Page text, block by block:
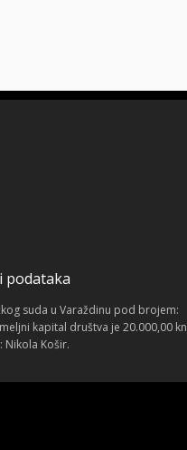
podataka
suda u Varaždinu pod brojem:
kapital društva je 20.000,00 kn
Nikola Košir.